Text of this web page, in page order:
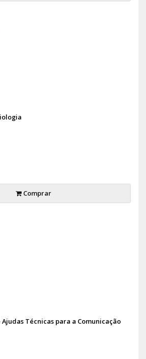
Comprar
Ajudas Técnicas para a Comunicação